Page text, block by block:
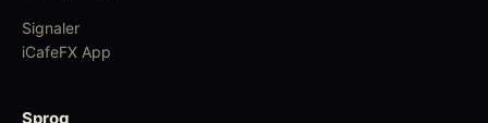
Signaler
iCafeFX App
Sprog